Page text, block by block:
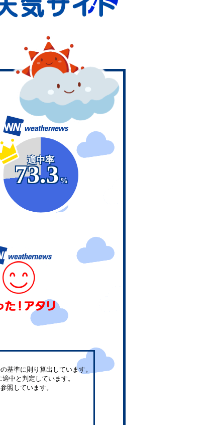
適中率
73.3
%
基準に則り算出しています。
中と判定しています。
照しています。